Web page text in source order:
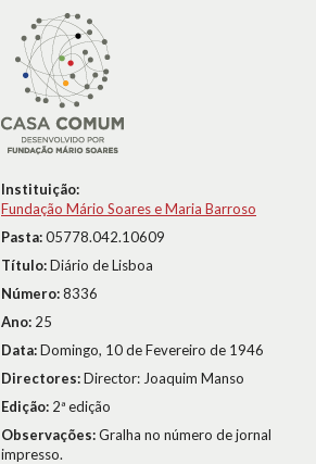
Instituição:
Fundação Mário Soares e Maria Barroso
Pasta:05778.042.10609
Título:Diário de Lisboa
Número:8336
Ano: 25
Data:Domingo, 10 de Fevereiro de 1946
Directores:Director: Joaquim Manso
Edição: 2ª edição
Observações:Gralha no número de jornal
impresso.